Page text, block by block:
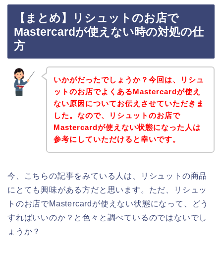
【まとめ】リシュットのお店で
Mastercardが使えない時の対処の仕
方
いかがだったでしょうか？今回は、リシュ
ットのお店でよくあるMastercardが使え
ない原因についてお伝えさせていただきま
した。なので、リシュットのお店で
Mastercardが使えない状態になった人は
参考にしていただけると幸いです。
今、こちらの記事をみている人は、リシュットの商品
にとても興味がある方だと思います。ただ、リシュッ
トのお店でMastercardが使えない状態になって、どう
すればいいのか？と色々と調べているのではないでし
ょうか？